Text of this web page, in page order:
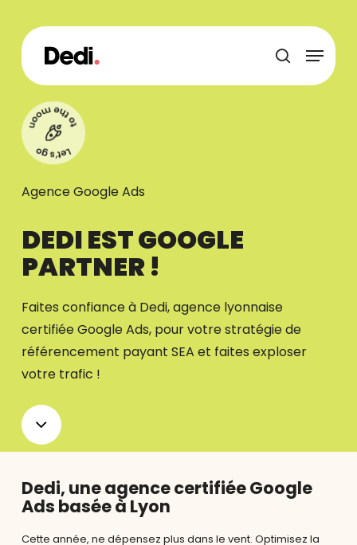
main
content
recherche
Menu
Agence Google Ads
DEDI EST GOOGLE
PARTNER !
Faites confiance à Dedi, agence lyonnaise
certifiée Google Ads, pour votre stratégie de
référencement payant SEA et faites exploser
votre trafic !
Navigate
the
Dedi, une agence certifiée Google
Ads basée à Lyon
Cette année, ne dépensez plus dans le vent. Optimisez la